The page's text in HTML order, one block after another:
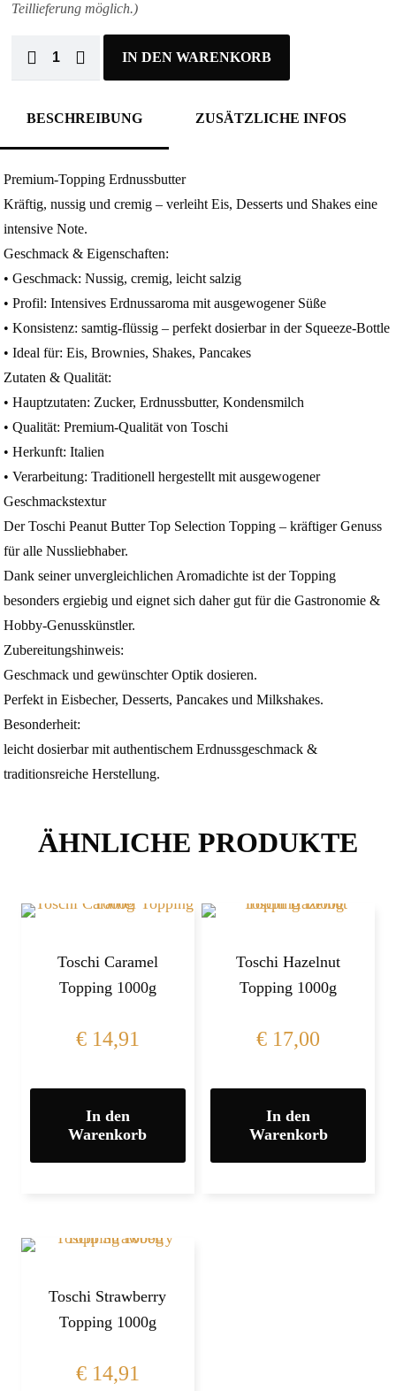
Teillieferung möglich.)
IN DEN WARENKORB
BESCHREIBUNG ZUSÄTZLICHE INFOS
Premium-Topping Erdnussbutter
Kräftig, nussig und cremig – verleiht Eis, Desserts und Shakes eine
intensive Note.
Geschmack & Eigenschaften:
• Geschmack: Nussig, cremig, leicht salzig
• Profil: Intensives Erdnussaroma mit ausgewogener Süße
• Konsistenz: samtig-flüssig – perfekt dosierbar in der Squeeze-Bottle
• Ideal für: Eis, Brownies, Shakes, Pancakes
Zutaten & Qualität:
• Hauptzutaten: Zucker, Erdnussbutter, Kondensmilch
• Qualität: Premium-Qualität von Toschi
• Herkunft: Italien
• Verarbeitung: Traditionell hergestellt mit ausgewogener
Geschmackstextur
Der Toschi Peanut Butter Top Selection Topping – kräftiger Genuss
für alle Nussliebhaber.
Dank seiner unvergleichlichen Aromadichte ist der Topping
besonders ergiebig und eignet sich daher gut für die Gastronomie &
Hobby-Genusskünstler.
Zubereitungshinweis:
Geschmack und gewünschter Optik dosieren.
Perfekt in Eisbecher, Desserts, Pancakes und Milkshakes.
Besonderheit:
leicht dosierbar mit authentischem Erdnussgeschmack &
traditionsreiche Herstellung.
ÄHNLICHE PRODUKTE
Toschi Caramel
Topping 1000g
€14,91
In den
Warenkorb
Toschi Hazelnut
Topping 1000g
€ 17,00
In den
Warenkorb
Toschi Strawberry
Topping 1000g
€14,91